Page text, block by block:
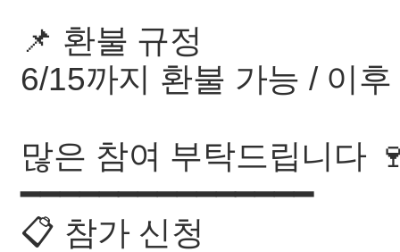
📌 환불 규정
6/15까지 환불 가능 / 이
많은 참여 부탁드립니다
━━━━━━━━━━━━━━━
📋 참가 신청